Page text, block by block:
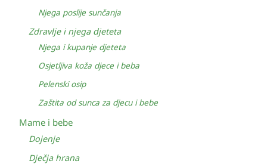
Njega poslije sunčanja
Zdravlje i njega djeteta
Njega i kupanje djeteta
Osjetljiva koža djece i beba
Pelenski osip
Zaštita od sunca za djecu i bebe
Mame i bebe
Dojenje
Dječja hrana